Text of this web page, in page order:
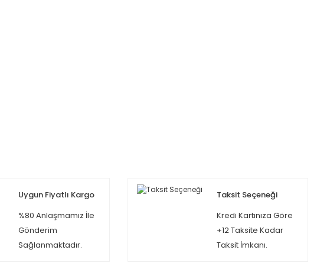
Uygun Fiyatlı Kargo
%80 Anlaşmamız İle
Gönderim
Sağlanmaktadır.
Taksit Seçeneği
Kredi Kartınıza Göre
+12 Taksite Kadar
Taksit İmkanı.